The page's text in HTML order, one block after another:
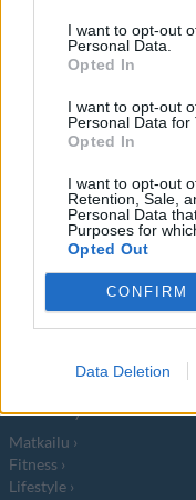
I want to opt-out
Personal Data.
Opted In
I want to opt-out
Personal Data for
Opted In
I want to opt-out
Retention, Sale,
Personal Data
Purposes for
Opted Out
CONFIRM
Data Deletion
Maailman
kalenterissa
Tietoa meistä
Tietosuojalauseke
Lähetä uutisvinkki
Mediatiedot
Lifestyle
Matkailu
Fitness
Lifestyle